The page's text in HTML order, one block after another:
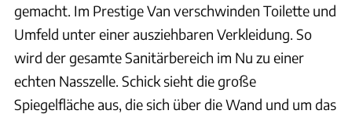
gemacht. Im Prestige Van verschwinden Toilette und
Umfeld unter einer ausziehbaren Verkleidung. So
wird der gesamte Sanitärbereich im Nu zu einer
echten Nasszelle. Schick sieht die große
Spiegelfläche aus, die sich über die Wand und um das